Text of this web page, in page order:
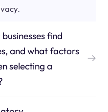
find
and what factors
selecting a